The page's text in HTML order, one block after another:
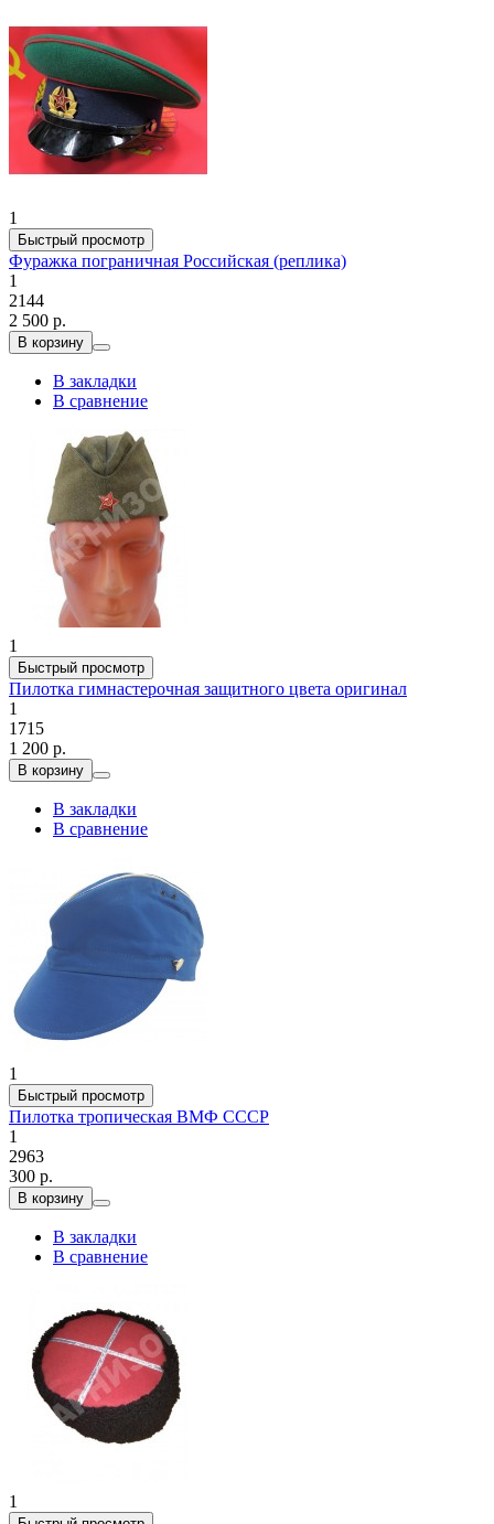
1
Быстрый просмотр
Фуражка пограничная Российская (реплика)
1
2144
2 500 р.
В корзину
В закладки
В сравнение
1
Быстрый просмотр
Пилотка гимнастерочная защитного цвета оригинал
1
1715
1 200 р.
В корзину
В закладки
В сравнение
1
Быстрый просмотр
Пилотка тропическая ВМФ СССР
1
2963
300 р.
В корзину
В закладки
В сравнение
1